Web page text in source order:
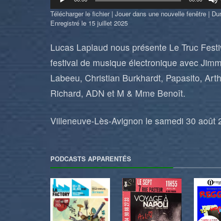
audio
Télécharger le fichier| Jouer dans une nouvelle fenêtre |
Enregistré le 15 juillet 2025
Lucas Laplaud nous présente Le Truc
festival de musique électronique avec
Labeeu, Christian Burkhardt, Papasito,
Richard, ADN et M & Mme Benoît.
Villeneuve-Lès-Avignon le samedi 30 août
PODCASTS APPARENTÉS